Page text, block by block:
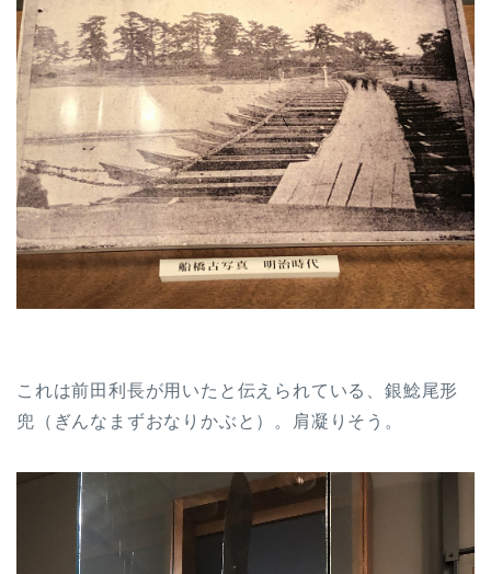
これは前田利長が用いたと伝えられている、銀鯰尾形
兜（ぎんなまずおなりかぶと）。肩凝りそう。